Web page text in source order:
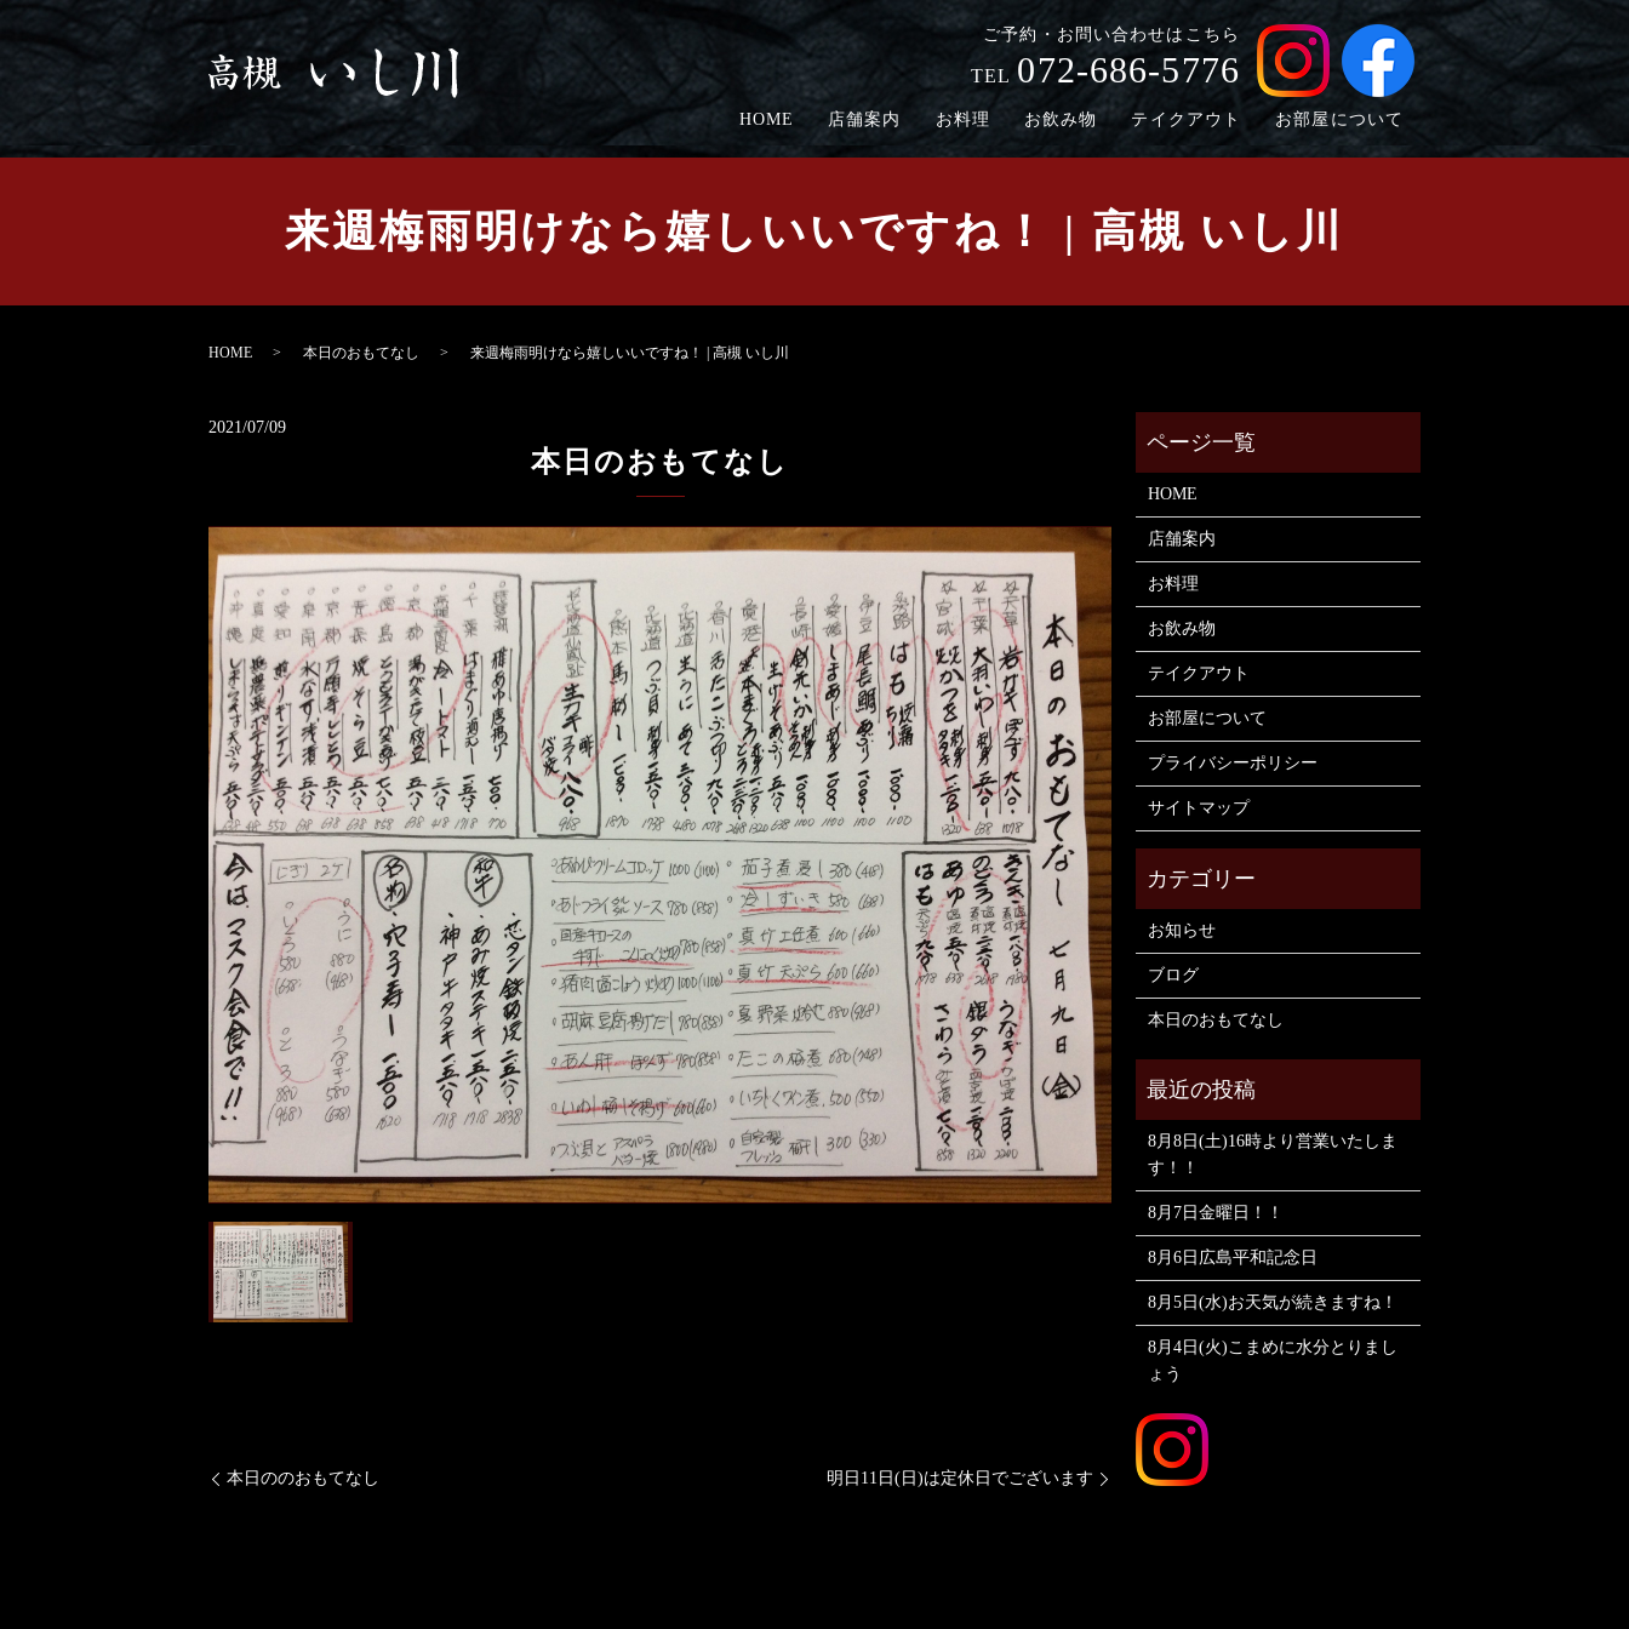
ご予約・お問い合わせはこちら
TEL 072-686-5776
HOME 店舗案内 お料理 お飲み物 テイクアウト お部屋について
来週梅雨明けなら嬉しいいですね！ | 高槻 いし川
HOME 本日のおもてなし 来週梅雨明けなら嬉しいいですね！ | 高槻 いし川
2021/07/09
本日のおもてなし
本日ののおもてなし 明日11日(日)は定休日でございます
HOME
店舗案内
お料理
お飲み物
テイクアウト
お部屋について
プライバシーポリシー
サイトマップ
お知らせ
ブログ
本日のおもてなし
8月8日(土)16時より営業いたしま
す！！
8月7日金曜日！！
8月6日広島平和記念日
8月5日(水)お天気が続きますね！
8月4日(火)こまめに水分とりまし
ょう